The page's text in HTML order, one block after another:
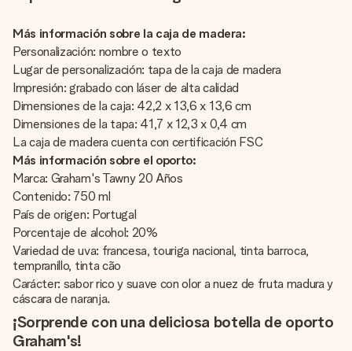
Más información sobre la caja de madera:
Personalización: nombre o texto
Lugar de personalización: tapa de la caja de madera
Impresión: grabado con láser de alta calidad
Dimensiones de la caja: 42,2 x 13,6 x 13,6 cm
Dimensiones de la tapa: 41,7 x 12,3 x 0,4 cm
La caja de madera cuenta con certificación FSC
Más información sobre el oporto:
Marca: Graham's Tawny 20 Años
Contenido: 750 ml
País de origen: Portugal
Porcentaje de alcohol: 20%
Variedad de uva: francesa, touriga nacional, tinta barroca,
tempranillo, tinta cão
Carácter: sabor rico y suave con olor a nuez de fruta madura y
cáscara de naranja.
¡Sorprende con una deliciosa botella de oporto
Graham's!